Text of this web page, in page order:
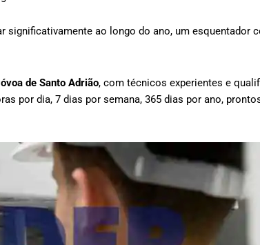
significativamente ao longo do ano, um esquentador
de Santo Adrião, com técnicos experientes e
por dia, 7 dias por semana, 365 dias por ano,